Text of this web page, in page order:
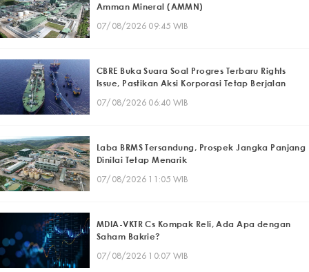
Amman Mineral (AMMN)
07/08/2026 09:45 WIB
CBRE Buka Suara Soal Progres Terbaru Rights
Issue, Pastikan Aksi Korporasi Tetap Berjalan
07/08/2026 06:40 WIB
Laba BRMS Tersandung, Prospek Jangka Panjang
Dinilai Tetap Menarik
07/08/2026 11:05 WIB
MDIA-VKTR Cs Kompak Reli, Ada Apa dengan
Saham Bakrie?
07/08/2026 10:07 WIB